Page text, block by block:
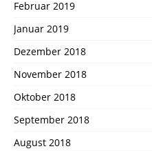
Februar 2019
Januar 2019
Dezember 2018
November 2018
Oktober 2018
September 2018
August 2018